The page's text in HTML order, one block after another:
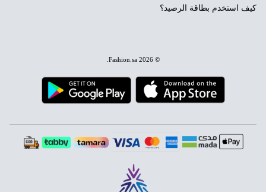
كيف استخدم بطاقة الرصيد؟
© 2026
Fashion.sa